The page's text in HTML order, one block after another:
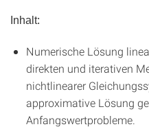
Inhalt:
Numerische Lösung
direkten und iterativen
nichtlinearer
approximative Lösung
Anfangswertprobleme.